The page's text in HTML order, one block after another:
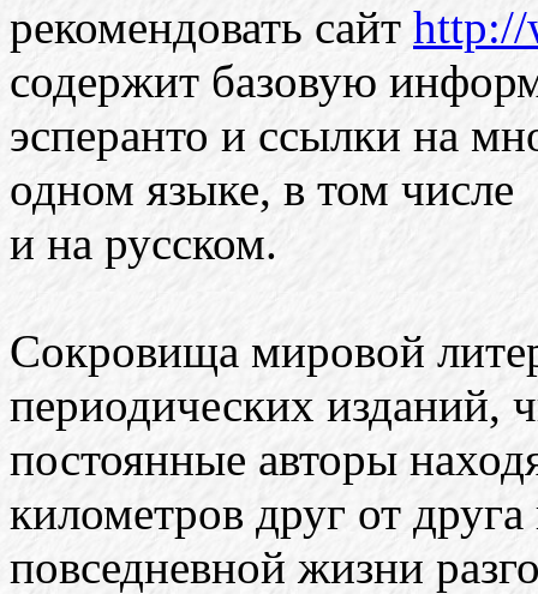
рекомендовать сайт http://
содержит базовую
эсперанто и ссылки на
одном языке, в том числе
и на русском.
Сокровища мировой
периодических изданий,
постоянные авторы
километров друг от друга
повседневной жизни